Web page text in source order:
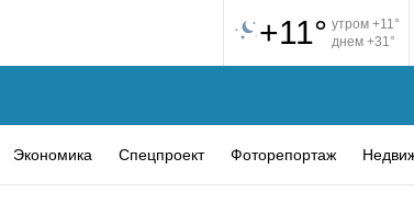
+11° утром +11°
днем +31°
Экономика Спецпроект Фоторепортаж